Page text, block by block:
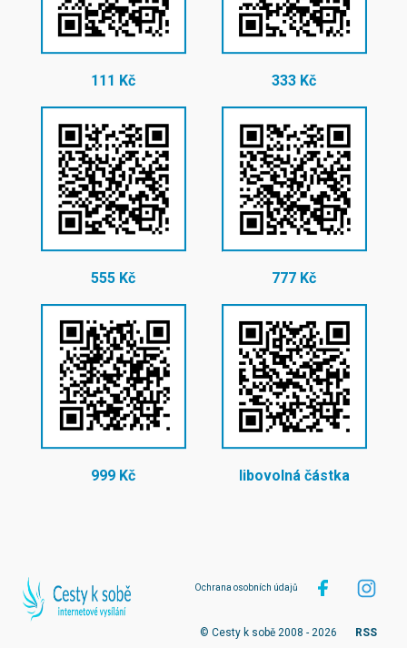
111 Kč 333 Kč
555 Kč 777 Kč
999 Kč libovolná částka
Ochrana osobních údajů
© Cesty k sobě 2008 - 2026 RSS